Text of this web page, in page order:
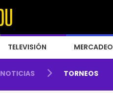
TELEVISIÓN MERCADEO
NOTICIAS TORNEOS